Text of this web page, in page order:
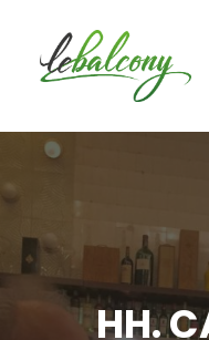
HH.